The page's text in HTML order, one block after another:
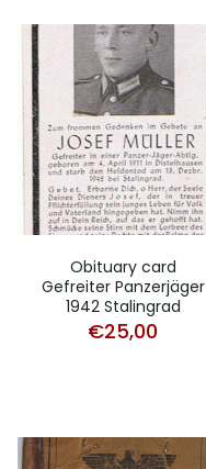
Obituary card
Gefreiter Panzerjäger
1942 Stalingrad
€25,00